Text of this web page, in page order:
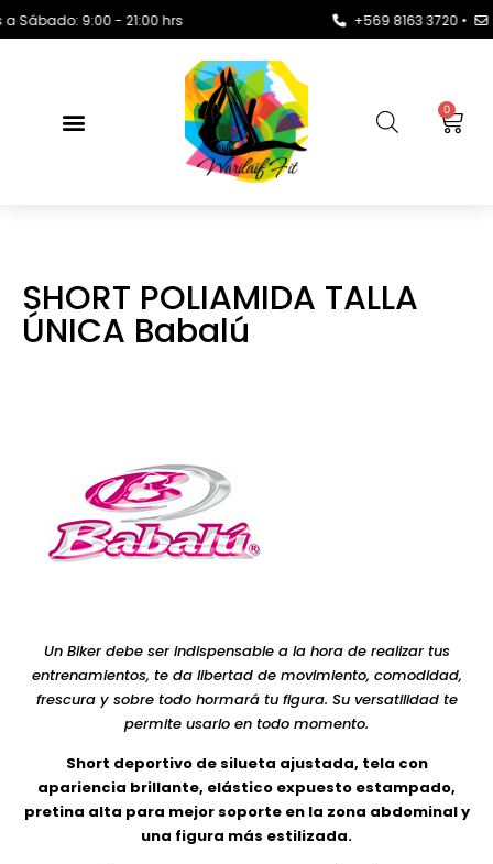
9:00 - 21:00 hrs +569 8163 3720 •
0
SHORT POLIAMIDA TALLA
ÚNICA Babalú
Un Biker debe ser indispensable a la hora de realizar tus
entrenamientos, te da libertad de movimiento, comodidad,
frescura y sobre todo hormará tu figura. Su versatilidad te
permite usarlo en todo momento.
Short deportivo de silueta ajustada, tela con
apariencia brillante, elástico expuesto estampado,
pretina alta para mejor soporte en la zona abdominal y
una figura más estilizada.